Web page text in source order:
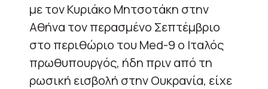
με τον Κυριάκο Μητσοτάκη στην
Αθήνα τον περασμένο Σεπτέμβριο
στο περιθώριο του Med-9 ο Ιταλός
πρωθυπουργός, ήδη πριν από τη
ρωσική εισβολή στην Ουκρανία, είχε